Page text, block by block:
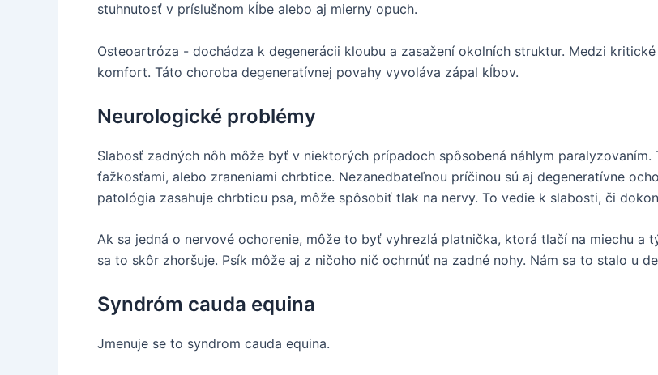
stuhnutosť v príslušnom kĺbe alebo aj mierny opuch.
Osteoartróza - dochádza k degenerácii kloubu a zasažení okolních struktur. Medzi
komfort. Táto choroba degeneratívnej povahy vyvoláva zápal kĺbov.
Neurologické problémy
Slabosť zadných nôh môže byť v niektorých prípadoch spôsobená náhlym
ťažkosťami, alebo zraneniami chrbtice. Nezanedbateľnou príčinou sú aj degeneratívne
patológia zasahuje chrbticu psa, môže spôsobiť tlak na nervy. To vedie k slabosti, či
Ak sa jedná o nervové ochorenie, môže to byť vyhrezlá platnička, ktorá tlačí na miechu a
sa to skôr zhoršuje. Psík môže aj z ničoho nič ochrnúť na zadné nohy. Nám sa to stalo u
Syndróm cauda equina
Jmenuje se to syndrom cauda equina.